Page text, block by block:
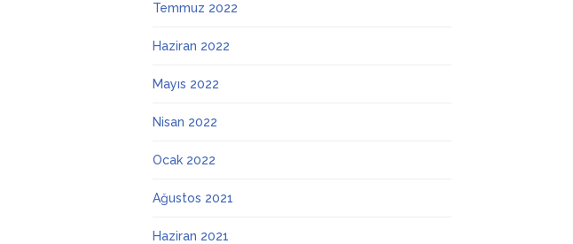
Temmuz 2022
Haziran 2022
Mayıs 2022
Nisan 2022
Ocak 2022
Ağustos 2021
Haziran 2021